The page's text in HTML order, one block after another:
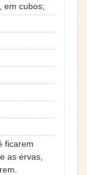
em cubos;
ficarem
as ervas,